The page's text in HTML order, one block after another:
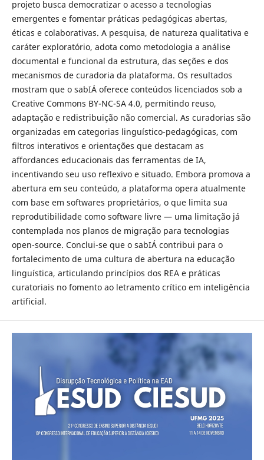
projeto busca democratizar o acesso a tecnologias
emergentes e fomentar práticas pedagógicas abertas,
éticas e colaborativas. A pesquisa, de natureza qualitativa e
caráter exploratório, adota como metodologia a análise
documental e funcional da estrutura, das seções e dos
mecanismos de curadoria da plataforma. Os resultados
mostram que o sabIÁ oferece conteúdos licenciados sob a
Creative Commons BY-NC-SA 4.0, permitindo reuso,
adaptação e redistribuição não comercial. As curadorias são
organizadas em categorias linguístico-pedagógicas, com
filtros interativos e orientações que destacam as
affordances educacionais das ferramentas de IA,
incentivando seu uso reflexivo e situado. Embora promova a
abertura em seu conteúdo, a plataforma opera atualmente
com base em softwares proprietários, o que limita sua
reprodutibilidade como software livre — uma limitação já
contemplada nos planos de migração para tecnologias
open-source. Conclui-se que o sabIÁ contribui para o
fortalecimento de uma cultura de abertura na educação
linguística, articulando princípios dos REA e práticas
curatoriais no fomento ao letramento crítico em inteligência
artificial.